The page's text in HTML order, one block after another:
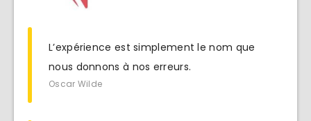
L’expérience est simplement le nom que
nous donnons à nos erreurs.
Oscar Wilde